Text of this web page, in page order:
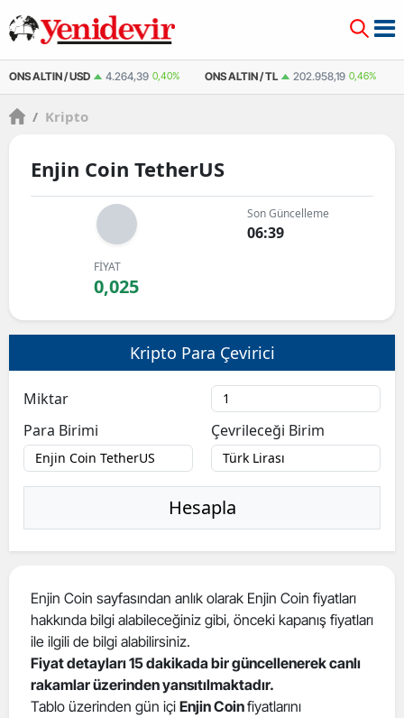
ONS ALTIN / USD 4.264,39 0,40% ONS ALTIN / TL 202.958,19 0,46%
/ Kripto
Enjin Coin TetherUS
Son Güncelleme
06:39
FİYAT
0,025
Kripto Para Çevirici
Miktar
Para Birimi
Çevrileceği Birim
Hesapla
Enjin Coin sayfasından anlık olarak Enjin Coin fiyatları
hakkında bilgi alabileceğiniz gibi, önceki kapanış fiyatları
ile ilgili de bilgi alabilirsiniz.
Fiyat detayları 15 dakikada bir güncellenerek canlı
rakamlar üzerinden yansıtılmaktadır.
Tablo üzerinden gün içi Enjin Coinfiyatlarını